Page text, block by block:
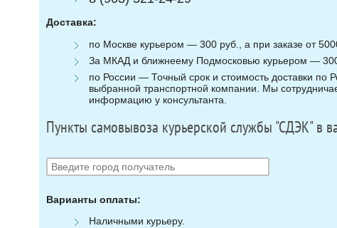
Доставка:
по Москве курьером — 300 руб., а при заказе от
За МКАД и ближнеему Подмосковью курьером — 300
по России — Точный срок и стоимость доставки по
выбранной транспортной компании. Мы
информацию у консультанта.
Пункты самовывоза курьерской службы "СДЭК" в
Варианты оплаты:
Наличными курьеру.